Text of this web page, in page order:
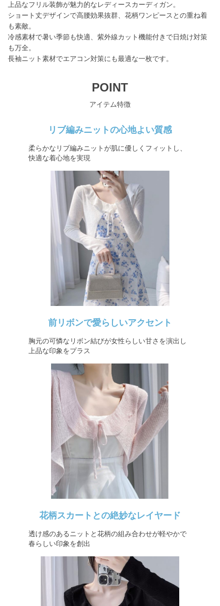
上品なフリル装飾が魅力的なレディースカーディガン。
ショート丈デザインで高腰効果抜群、花柄ワンピースとの重ね着
も素敵。
冷感素材で暑い季節も快適、紫外線カット機能付きで日焼け対策
も万全。
長袖ニット素材でエアコン対策にも最適な一枚です。
POINT
アイテム特徴
リブ編みニットの心地よい質感
柔らかなリブ編みニットが肌に優しくフィットし、
快適な着心地を実現
前リボンで愛らしいアクセント
胸元の可憐なリボン結びが女性らしい甘さを演出し
上品な印象をプラス
花柄スカートとの絶妙なレイヤード
透け感のあるニットと花柄の組み合わせが軽やかで
春らしい印象を創出